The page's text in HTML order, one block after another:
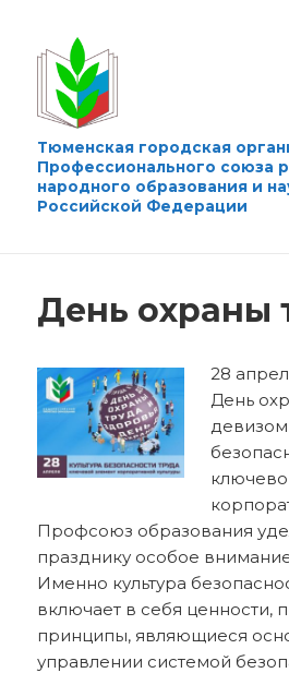
Тюменская городская
Профессионального союза
народного образования и
Российской Федерации
День охраны
28
День
девизом
Профсоюз образования
празднику особое
Именно культура
включает в себя ценности,
принципы, являющиеся
управлении системой